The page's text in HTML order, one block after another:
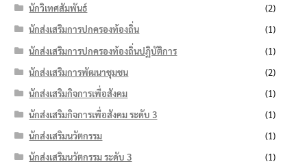
นักวิเทศสัมพันธ์
(2)
นักส่งเสริมการปกครองท้องถิ่น
(1)
นักส่งเสริมการปกครองท้องถิ่นปฏิบัติการ
(1)
นักส่งเสริมการพัฒนาชุมชน
(2)
นักส่งเสริมกิจการเพื่อสังคม
(1)
นักส่งเสริมกิจการเพื่อสังคม ระดับ 3
(1)
นักส่งเสริมนวัตกรรม
(1)
นักส่งเสริมนวัตกรรม ระดับ 3
(1)